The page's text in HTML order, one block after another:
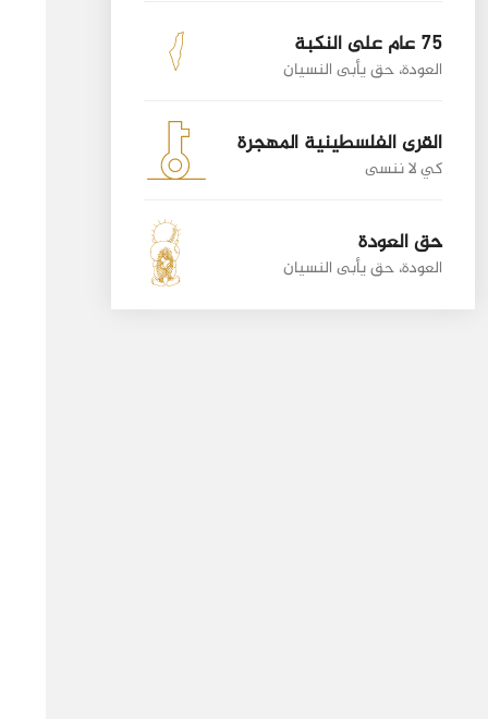
75 عام على النكبة
العودة، حق يأبى النسيان
القرى الفلسطينية المهجرة
كي لا ننسى
حق العودة
العودة، حق يأبى النسيان